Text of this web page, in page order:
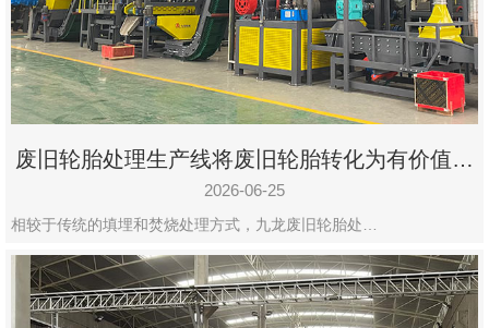
废旧轮胎处理生产线将废旧轮胎转化为有价值的
资源
2026-06-25
相较于传统的填埋和焚烧处理方式，九龙废旧轮胎处…